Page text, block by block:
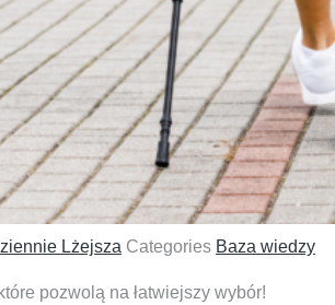
Lżejsza Categories Baza wiedzy
pozwolą na łatwiejszy wybór!